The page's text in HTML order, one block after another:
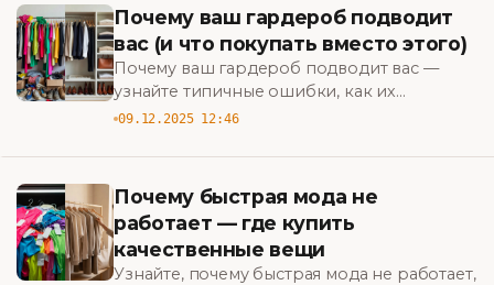
Почему ваш гардероб подводит
вас (и что покупать вместо этого)
Почему ваш гардероб подводит вас —
узнайте типичные ошибки, как их
исправить и что покупать вместо этого,
гардероб. BigBazar
09.12.2025 12:46
Почему быстрая мода не
работает — где купить
качественные вещи
Узнайте, почему быстрая мода не работает,